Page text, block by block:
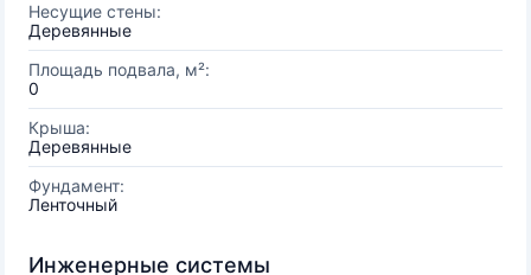
Несущие стены:
Деревянные
Площадь подвала, м²:
0
Крыша:
Деревянные
Фундамент:
Ленточный
Инженерные системы